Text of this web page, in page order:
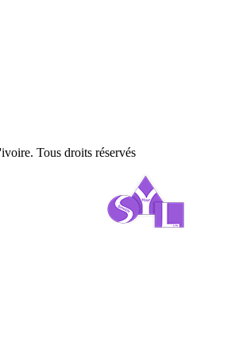
Tous droits réservés